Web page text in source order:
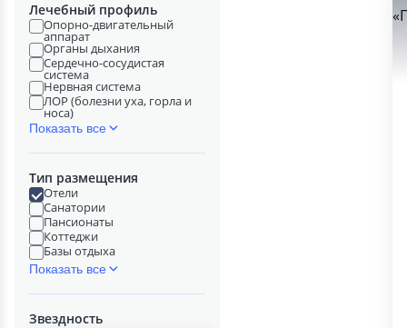
Лечебный профиль
Опорно-двигательный
аппарат
Органы дыхания
Сердечно-сосудистая
система
Нервная система
ЛОР (болезни уха, горла и
носа)
Показать все
Тип размещения
Отели
Санатории
Пансионаты
Коттеджи
Базы отдыха
Показать все
Звездность